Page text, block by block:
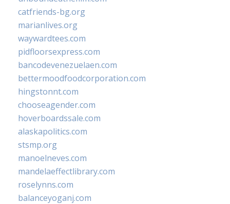
catfriends-bg.org
marianlives.org
waywardtees.com
pidfloorsexpress.com
bancodevenezuelaen.com
bettermoodfoodcorporation.com
hingstonnt.com
chooseagender.com
hoverboardssale.com
alaskapolitics.com
stsmp.org
manoelneves.com
mandelaeffectlibrary.com
roselynns.com
balanceyoganj.com